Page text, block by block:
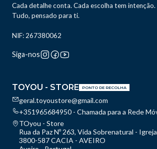
Cada detalhe conta. Cada escolha tem intenção.
Tudo, pensado para ti.
NIF: 267380062
Siga-nos
TOYOU - STORE PONTO DE RECOLHA
geral.toyoustore@gmail.com
+351965684950 - Chamada para a Rede
TOyou - Store
Rua da Paz Nº 263, Vida Sobrenatural -
3800-587 CACIA - AVEIRO